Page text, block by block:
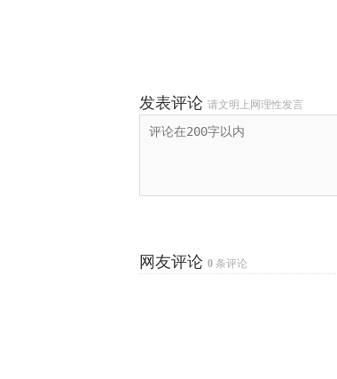
发表评论 请文明上网理性发言
网友评论 0 条评论